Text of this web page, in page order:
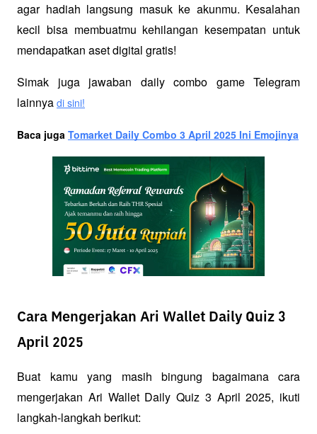
agar hadiah langsung masuk ke akunmu. Kesalahan
kecil bisa membuatmu kehilangan kesempatan untuk
mendapatkan aset digital gratis!
Simak juga jawaban daily combo game Telegram
lainnya di sini!
Baca juga Tomarket Daily Combo 3 April 2025 Ini Emojinya
Cara Mengerjakan Ari Wallet Daily Quiz 3
April 2025
Buat kamu yang masih bingung bagaimana cara
mengerjakan Ari Wallet Daily Quiz 3 April 2025, ikuti
langkah-langkah berikut: